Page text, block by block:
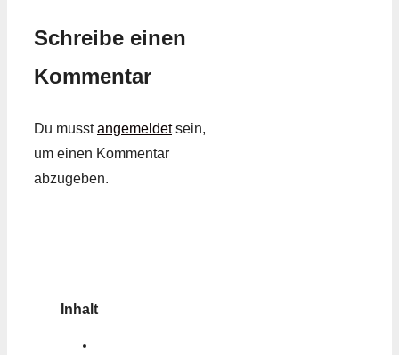
Schreibe einen
Kommentar
Du musstangemeldetsein,
um einen Kommentar
abzugeben.
Inhalt